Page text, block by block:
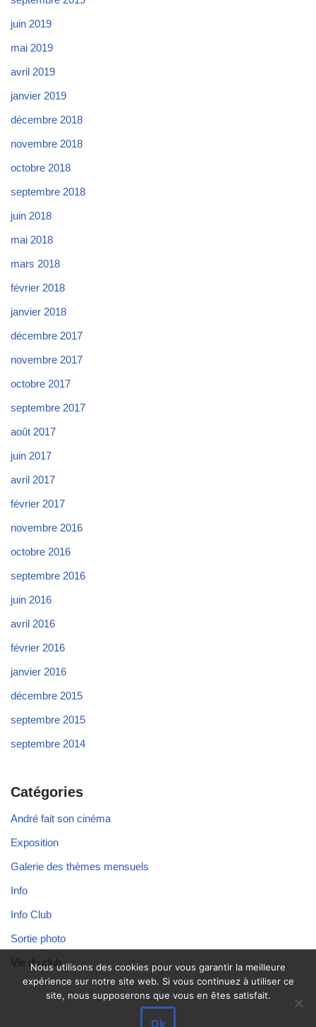
juin 2019
mai 2019
avril 2019
janvier 2019
décembre 2018
novembre 2018
octobre 2018
septembre 2018
juin 2018
mai 2018
mars 2018
février 2018
janvier 2018
décembre 2017
novembre 2017
octobre 2017
septembre 2017
août 2017
juin 2017
avril 2017
février 2017
novembre 2016
octobre 2016
septembre 2016
juin 2016
avril 2016
février 2016
janvier 2016
décembre 2015
septembre 2015
septembre 2014
Catégories
André fait son cinéma
Exposition
Galerie des thèmes mensuels
Info
Info Club
Sortie photo
Vie du club
Nous utilisons des cookies pour vous garantir la meilleure
expérience sur notre site web. Si vous continuez à utiliser ce
site, nous supposerons que vous en êtes satisfait.
Ok